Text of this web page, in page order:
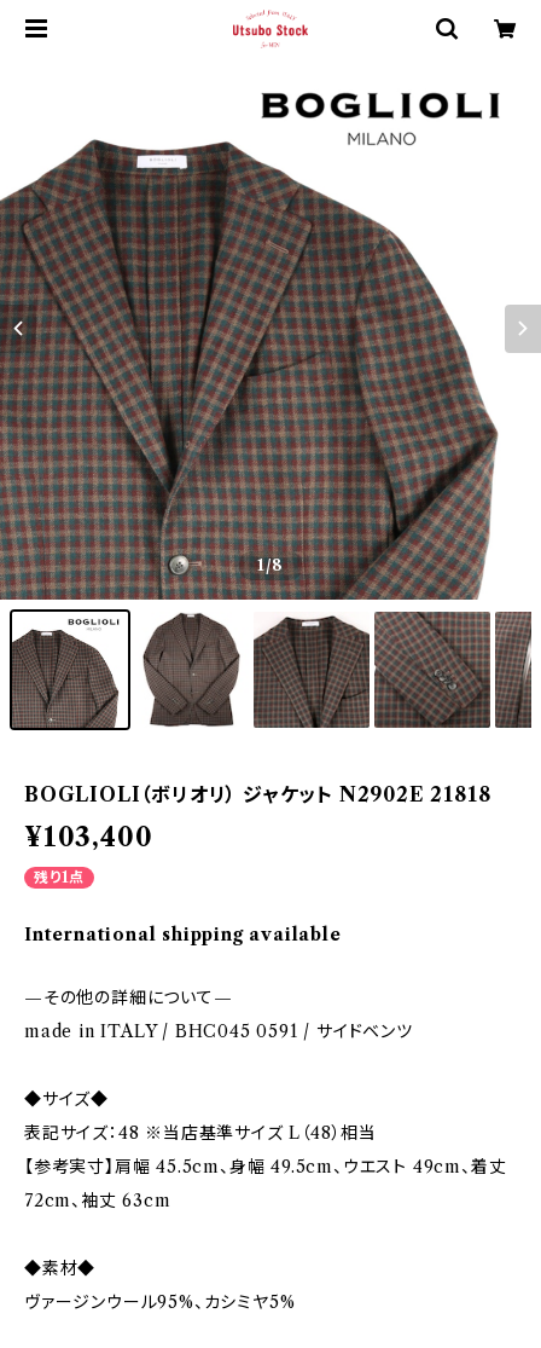
1/8
BOGLIOLI（ボリオリ） ジャケット N2902E 21818
¥103,400
残り1点
International shipping available
—その他の詳細について—
made in ITALY / BHC045 0591 / サイドベンツ
◆サイズ◆
表記サイズ：48 ※当店基準サイズ L（48）相当
【参考実寸】肩幅 45.5cm、身幅 49.5cm、ウエスト 49cm、着丈
72cm、袖丈 63cm
◆素材◆
ヴァージンウール95%、カシミヤ5%